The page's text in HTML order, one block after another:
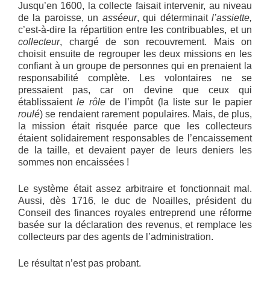
Jusqu’en 1600, la collecte faisait intervenir, au niveau
de la paroisse, un asséeur, qui déterminaitl’assiette,
c’est-à-dire la répartition entre les contribuables, et un
collecteur, chargé de son recouvrement. Mais on
choisit ensuite de regrouper les deux missions en les
confiant à un groupe de personnes qui en prenaient la
responsabilité complète. Les volontaires ne se
pressaient pas, car on devine que ceux qui
établissaientle rôlede l’impôt (la liste sur le papier
roulé) se rendaient rarement populaires. Mais, de plus,
la mission était risquée parce que les collecteurs
étaient solidairement responsables de l’encaissement
de la taille, et devaient payer de leurs deniers les
sommes non encaissées !
Le système était assez arbitraire et fonctionnait mal.
Aussi, dès 1716, le duc de Noailles, président du
Conseil des finances royales entreprend une réforme
basée sur la déclaration des revenus, et remplace les
collecteurs par des agents de l’administration.
Le résultat n’est pas probant.